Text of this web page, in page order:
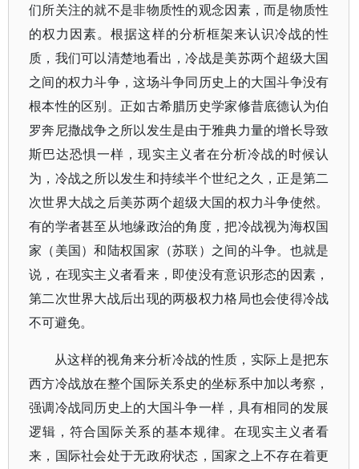
们所关注的就不是非物质性的观念因素，而是物质性
的权力因素。根据这样的分析框架来认识冷战的性
质，我们可以清楚地看出，冷战是美苏两个超级大国
之间的权力斗争，这场斗争同历史上的大国斗争没有
根本性的区别。正如古希腊历史学家修昔底德认为伯
罗奔尼撒战争之所以发生是由于雅典力量的增长导致
斯巴达恐惧一样，现实主义者在分析冷战的时候认
为，冷战之所以发生和持续半个世纪之久，正是第二
次世界大战之后美苏两个超级大国的权力斗争使然。
有的学者甚至从地缘政治的角度，把冷战视为海权国
家（美国）和陆权国家（苏联）之间的斗争。也就是
说，在现实主义者看来，即使没有意识形态的因素，
第二次世界大战后出现的两极权力格局也会使得冷战
不可避免。
从这样的视角来分析冷战的性质，实际上是把东
西方冷战放在整个国际关系史的坐标系中加以考察，
强调冷战同历史上的大国斗争一样，具有相同的发展
逻辑，符合国际关系的基本规律。在现实主义者看
来，国际社会处于无政府状态，国家之上不存在着更